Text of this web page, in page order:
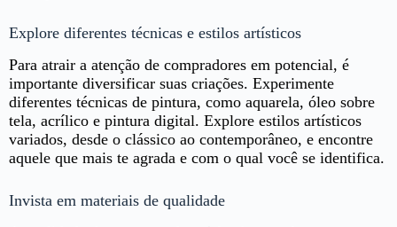
Explore diferentes técnicas e estilos artísticos
Para atrair a atenção de compradores em potencial, é
importante diversificar suas criações. Experimente
diferentes técnicas de pintura, como aquarela, óleo sobre
tela, acrílico e pintura digital. Explore estilos artísticos
variados, desde o clássico ao contemporâneo, e encontre
aquele que mais te agrada e com o qual você se identifica.
Invista em materiais de qualidade